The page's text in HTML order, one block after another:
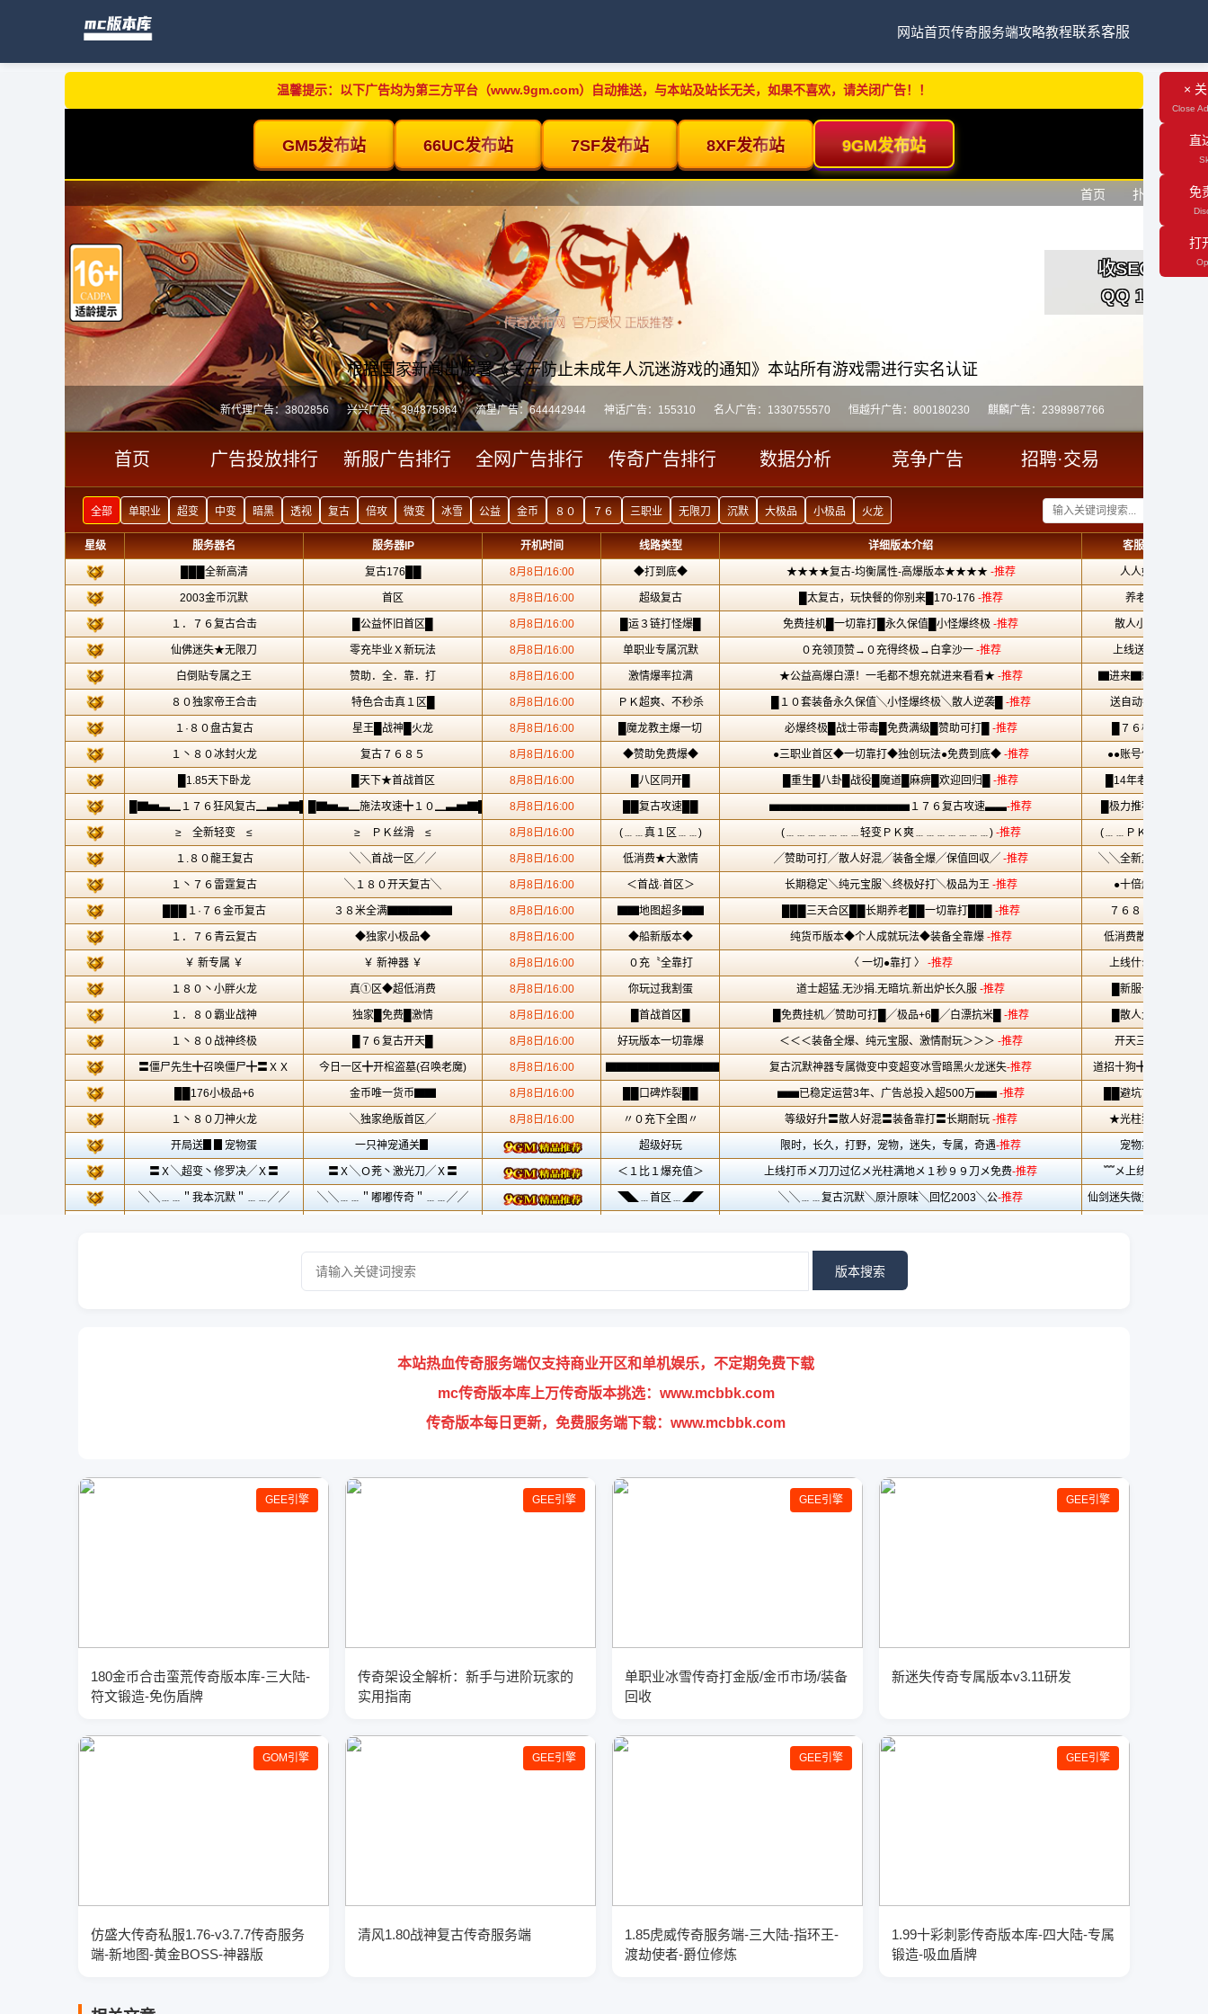
网站首页传奇服务端攻略教程联系客服
温馨提示：以下广告均为第三方平台（www.9gm.com）自动推送，与本站及站长无关，如果不喜欢，请关闭广告！！ ×
Close
直
免
打
版本搜索
本站热血传奇服务端仅支持商业开区和单机娱乐，不定期免费下载
mc传奇版本库上万传奇版本挑选：www.mcbbk.com
传奇版本每日更新，免费服务端下载：www.mcbbk.com
GEE引擎
180金币合击蛮荒传奇版本库-三大陆-
符文锻造-免伤盾牌
GEE引擎
传奇架设全解析：新手与进阶玩家的
实用指南
GEE引擎
单职业冰雪传奇打金版/金币市场/装备
回收
GEE引擎
新迷失传奇专属版本v3.11研发
GOM引擎
仿盛大传奇私服1.76-v3.7.7传奇服务
端-新地图-黄金BOSS-神器版
GEE引擎
清风1.80战神复古传奇服务端
GEE引擎
1.85虎威传奇服务端-三大陆-指环王-
渡劫使者-爵位修炼
GEE引擎
1.99十彩刺影传奇版本库-四大陆-专属
锻造-吸血盾牌